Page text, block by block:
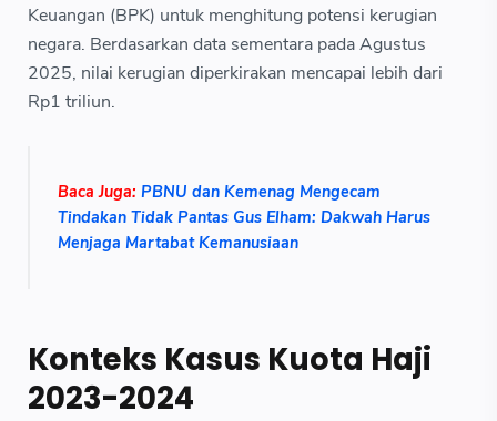
Keuangan (BPK) untuk menghitung potensi kerugian
negara. Berdasarkan data sementara pada Agustus
2025, nilai kerugian diperkirakan mencapai lebih dari
Rp1 triliun.
Baca Juga: PBNU dan Kemenag Mengecam
Tindakan Tidak Pantas Gus Elham: Dakwah Harus
Menjaga Martabat Kemanusiaan
Konteks Kasus Kuota Haji
2023-2024